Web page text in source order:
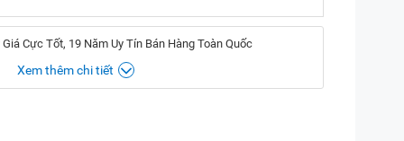
Cực Tốt, 19 Năm Uy Tín Bán Hàng Toàn Quốc
Xem thêm chi tiết